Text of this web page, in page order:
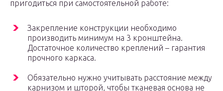
пригодиться при самостоятельной работе:
Закрепление конструкции необходимо
производить минимум на 3 кронштейна.
Достаточное количество креплений – гарантия
прочного каркаса.
Обязательно нужно учитывать расстояние между
карнизом и шторой, чтобы тканевая основа не